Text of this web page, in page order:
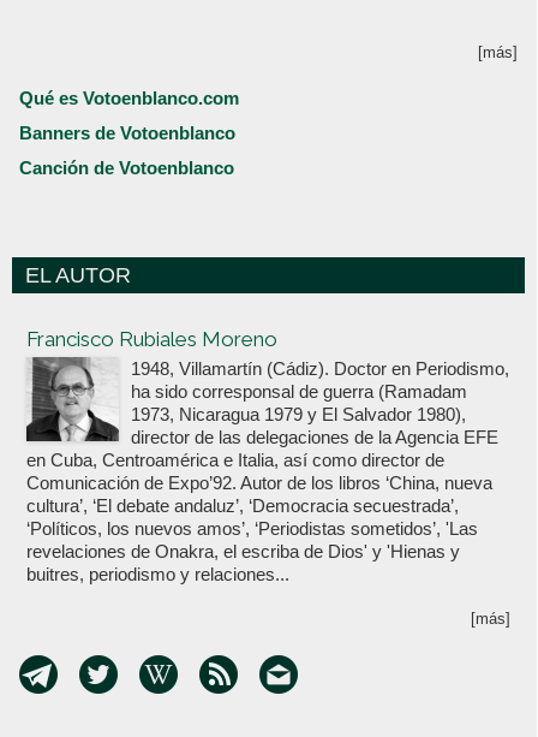
[más]
Qué es Votoenblanco.com
Banners de Votoenblanco
Canción de Votoenblanco
EL AUTOR
Francisco Rubiales Moreno
1948, Villamartín (Cádiz). Doctor en Periodismo,
ha sido corresponsal de guerra (Ramadam
1973, Nicaragua 1979 y El Salvador 1980),
director de las delegaciones de la Agencia EFE
en Cuba, Centroamérica e Italia, así como director de
Comunicación de Expo’92. Autor de los libros ‘China, nueva
cultura’, ‘El debate andaluz’, ‘Democracia secuestrada’,
‘Políticos, los nuevos amos’, ‘Periodistas sometidos’, 'Las
revelaciones de Onakra, el escriba de Dios' y 'Hienas y
buitres, periodismo y relaciones...
[más]